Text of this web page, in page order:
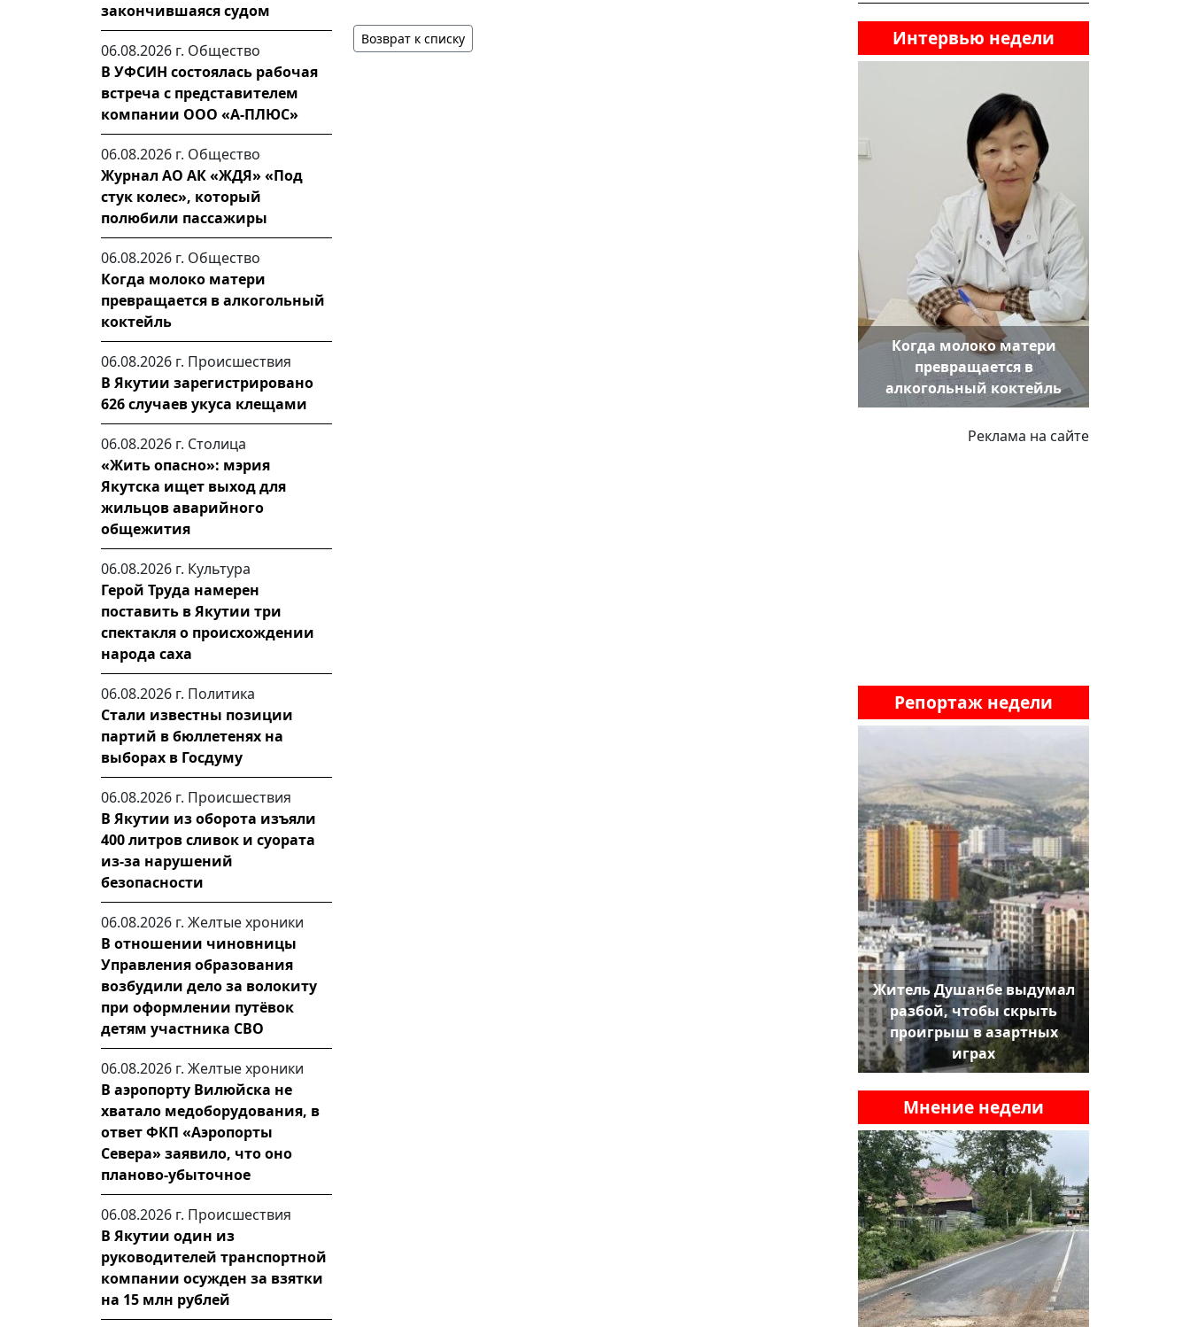
закончившаяся судом
06.08.2026 г. Общество
В УФСИН состоялась рабочая
встреча с представителем
компании ООО «А-ПЛЮС»
06.08.2026 г. Общество
Журнал АО АК «ЖДЯ» «Под
стук колес», который
полюбили пассажиры
06.08.2026 г. Общество
Когда молоко матери
превращается в алкогольный
коктейль
06.08.2026 г. Происшествия
В Якутии зарегистрировано
626 случаев укуса клещами
06.08.2026 г. Столица
«Жить опасно»: мэрия
Якутска ищет выход для
жильцов аварийного
общежития
06.08.2026 г. Культура
Герой Труда намерен
поставить в Якутии три
спектакля о происхождении
народа саха
06.08.2026 г. Политика
Стали известны позиции
партий в бюллетенях на
выборах в Госдуму
06.08.2026 г. Происшествия
В Якутии из оборота изъяли
400 литров сливок и суората
из-за нарушений
безопасности
06.08.2026 г. Желтые хроники
В отношении чиновницы
Управления образования
возбудили дело за волокиту
при оформлении путёвок
детям участника СВО
06.08.2026 г. Желтые хроники
В аэропорту Вилюйска не
хватало медоборудования, в
ответ ФКП «Аэропорты
Севера» заявило, что оно
планово-убыточное
06.08.2026 г. Происшествия
В Якутии один из
руководителей транспортной
компании осужден за взятки
на 15 млн рублей
Возврат к списку Интервью недели
Когда молоко матери
превращается в
алкогольный коктейль
Реклама на сайте
Репортаж недели
Житель Душанбе выдумал
разбой, чтобы скрыть
проигрыш в азартных
играх
Мнение недели